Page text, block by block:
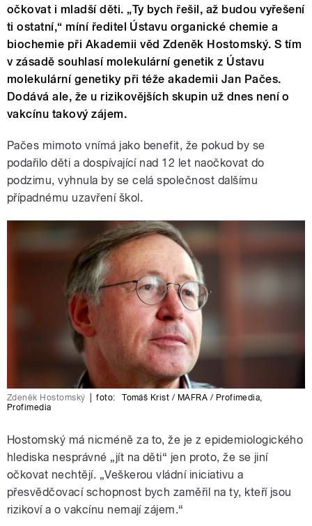
očkovat i mladší děti. „Ty bych řešil, až budou vyřešení
ti ostatní,“ míní ředitel Ústavu organické chemie a
biochemie při Akademii věd Zdeněk Hostomský. S tím
v zásadě souhlasí molekulární genetik z Ústavu
molekulární genetiky při téže akademii Jan Pačes.
Dodává ale, že u rizikovějších skupin už dnes není o
vakcínu takový zájem.
Pačes mimoto vnímá jako benefit, že pokud by se
podařilo děti a dospívající nad 12 let naočkovat do
podzimu, vyhnula by se celá společnost dalšímu
případnému uzavření škol.
Zdeněk Hostomský foto: Tomáš Krist / MAFRA / Profimedia,
Profimedia
Hostomský má nicméně za to, že je z epidemiologického
hlediska nesprávné „jít na děti“ jen proto, že se jiní
očkovat nechtějí. „Veškerou vládní iniciativu a
přesvědčovací schopnost bych zaměřil na ty, kteří jsou
rizikoví a o vakcínu nemají zájem.“